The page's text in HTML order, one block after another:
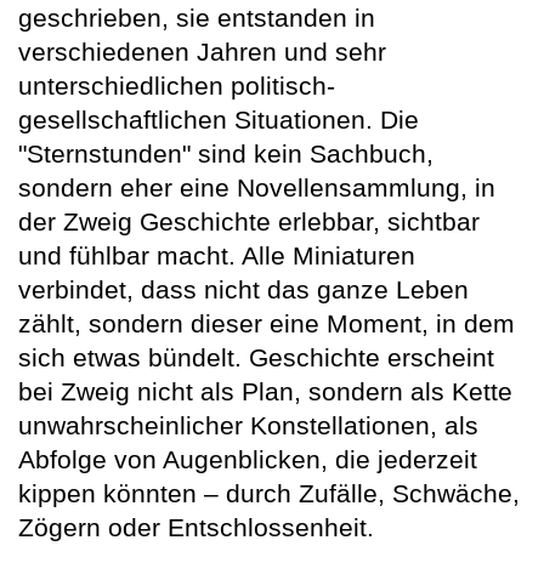
geschrieben, sie entstanden in
verschiedenen Jahren und sehr
unterschiedlichen politisch-
gesellschaftlichen Situationen. Die
"Sternstunden" sind kein Sachbuch,
sondern eher eine Novellensammlung, in
der Zweig Geschichte erlebbar, sichtbar
und fühlbar macht. Alle Miniaturen
verbindet, dass nicht das ganze Leben
zählt, sondern dieser eine Moment, in dem
sich etwas bündelt. Geschichte erscheint
bei Zweig nicht als Plan, sondern als Kette
unwahrscheinlicher Konstellationen, als
Abfolge von Augenblicken, die jederzeit
kippen könnten – durch Zufälle, Schwäche,
Zögern oder Entschlossenheit.